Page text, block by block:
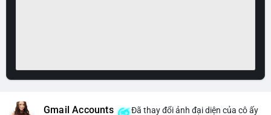
Gmail Accounts Đã thay đổi ảnh đại diện của cô ấy